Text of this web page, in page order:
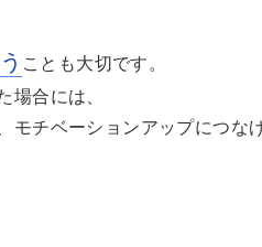
ことも大切です。
合には、
モチベーションアップにつな